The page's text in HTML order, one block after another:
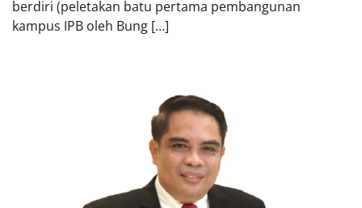
berdiri (peletakan batu pertama pembangunan
kampus IPB oleh Bung […]